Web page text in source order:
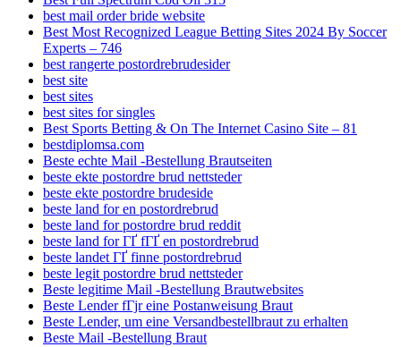
best mail order bride website
Best Most Recognized League Betting Sites 2024 By Soccer
Experts – 746
best rangerte postordrebrudesider
best site
best sites
best sites for singles
Best Sports Betting & On The Internet Casino Site – 81
bestdiplomsa.com
Beste echte Mail -Bestellung Brautseiten
beste ekte postordre brud nettsteder
beste ekte postordre brudeside
beste land for en postordrebrud
beste land for postordre brud reddit
beste land for ГҐ fГҐ en postordrebrud
beste landet ГҐ finne postordrebrud
beste legit postordre brud nettsteder
Beste legitime Mail -Bestellung Brautwebsites
Beste Lender fГјr eine Postanweisung Braut
Beste Lender, um eine Versandbestellbraut zu erhalten
Beste Mail -Bestellung Braut